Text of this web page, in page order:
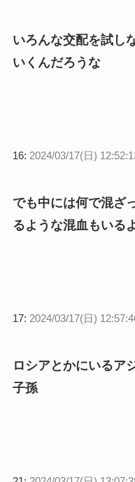
いろんな交配を試し
いくんだろうな
16: 2024/03/17(日)
でも中には何で混ざ
るような混血もいる
17: 2024/03/17(日)
ロシアとかにいるア
子孫